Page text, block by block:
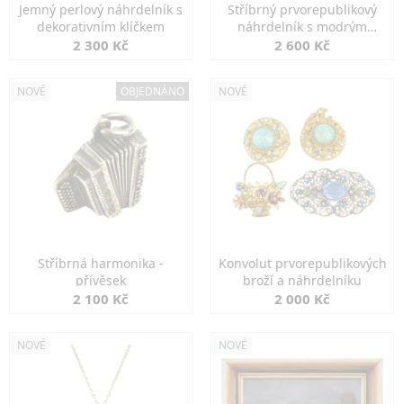
Jemný perlový náhrdelník s
dekorativním klíčkem
2 300 Kč
Stříbrný prvorepublikový
náhrdelník s modrým
spinelem
2 600 Kč
NOVÉ OBJEDNÁNO
Stříbrná harmonika -
přívěsek
2 100 Kč
NOVÉ
Konvolut prvorepublikových
broží a náhrdelníku
2 000 Kč
NOVÉ NOVÉ